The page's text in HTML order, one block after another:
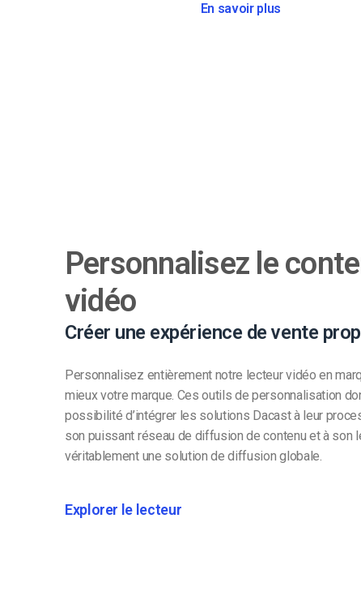
En savoir plus
Personnalisez le
vidéo
Créer une expérience de vente
Personnalisez entièrement notre lecteur vidéo en
mieux votre marque. Ces outils de personnalisation
possibilité d’intégrer les solutions Dacast à leur
son puissant réseau de diffusion de contenu et à son
véritablement une solution de diffusion globale.
Explorer le lecteur